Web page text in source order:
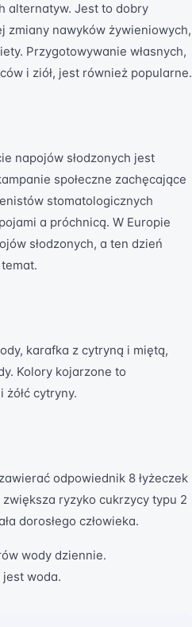
alternatyw. Jest to dobry
zmiany nawyków żywieniowych,
Przygotowywanie własnych,
i ziół, jest również popularne.
napojów słodzonych jest
społeczne zachęcające
stomatologicznych
a próchnicą. W Europie
słodzonych, a ten dzień
karafka z cytryną i miętą,
Kolory kojarzone to
żółć cytryny.
odpowiednik 8 łyżeczek
ryzyko cukrzycy typu 2
dorosłego człowieka.
wody dziennie.
woda.